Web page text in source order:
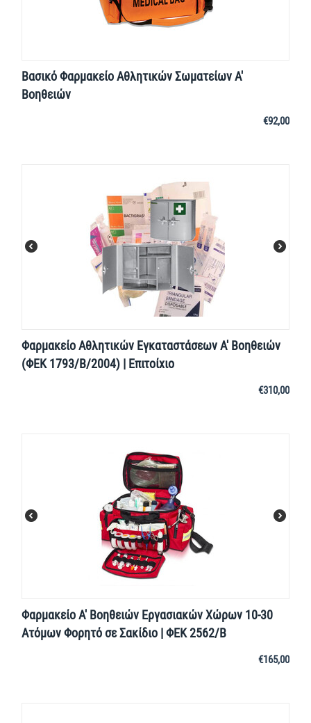
Βασικό Φαρμακείο Αθλητικών Σωματείων Α'
Βοηθειών
€92,00
Φαρμακείο Αθλητικών Εγκαταστάσεων Α' Βοηθειών
(ΦΕΚ 1793/Β/2004) | Επιτοίχιο
€310,00
Φαρμακείο Α' Βοηθειών Εργασιακών Χώρων 10-30
Ατόμων Φορητό σε Σακίδιο | ΦΕΚ 2562/Β
€165,00